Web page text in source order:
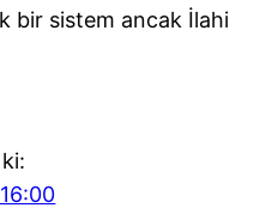
bir sistem ancak İlahi